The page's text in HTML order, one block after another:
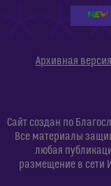
Архивная
Сайт создан по
Все материалы
любая
размещение в сети